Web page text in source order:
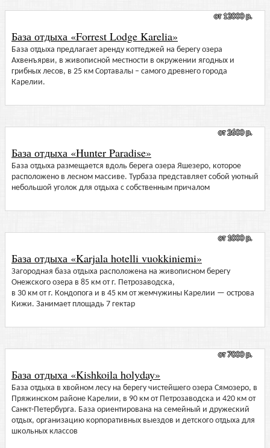
от 12000 р.
База отдыха «Forrest Lodge Karelia»
База отдыха предлагает аренду коттеджей на берегу озера
Ахвенъярви, в живописной местности в окружении ягодных и
грибных лесов, в 25 км Сортавалы – самого древнего города
Карелии.
от 2600 р.
База отдыха «Hunter Paradise»
База отдыха размещается вдоль берега озера Яшезеро, которое
расположено в лесном массиве. Турбаза представляет собой уютный
небольшой уголок для отдыха с собственным причалом
от 1000 р.
База отдыха «Karjala hotelli vuokkiniemi»
Загородная база отдыха расположена на живописном берегу
Онежского озера в 85 км от г. Петрозаводска,
в 30 км от г. Кондопога и в 45 км от жемчужины Карелии — острова
Кижи. Занимает площадь 7 гектар
от 7000 р.
База отдыха «Kishkoila holyday»
База отдыха в хвойном лесу на берегу чистейшего озера Сямозеро, в
Пряжинском районе Карелии, в 90 км от Петрозаводска и 420 км от
Санкт-Петербурга. База ориентирована на семейный и дружеский
отдых, организацию корпоративных выездов и детского отдыха для
школьных классов